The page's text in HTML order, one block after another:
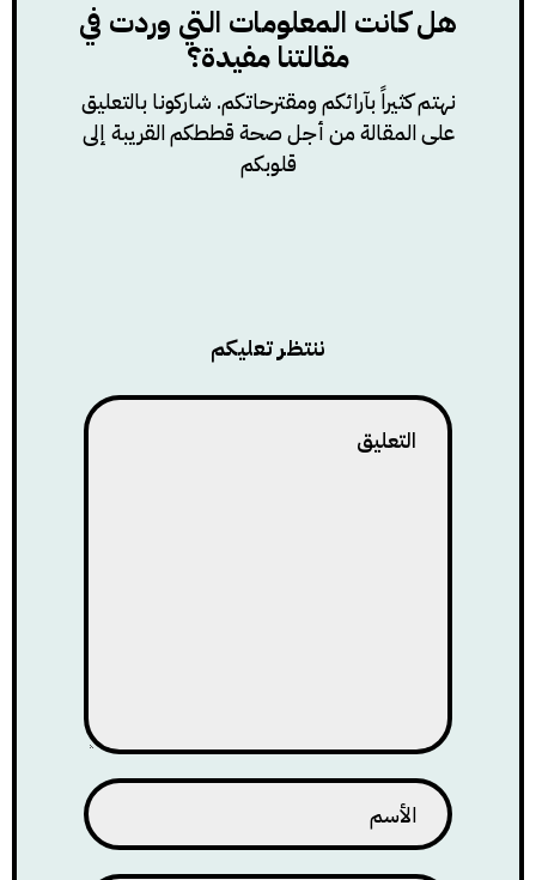
هل كانت المعلومات التي وردت في
مقالتنا مفيدة؟
نهتم كثيراً بآرائكم ومقترحاتكم. شاركونا بالتعليق
على المقالة من أجل صحة قططكم القريبة إلى
قلوبكم
ننتظر تعليكم